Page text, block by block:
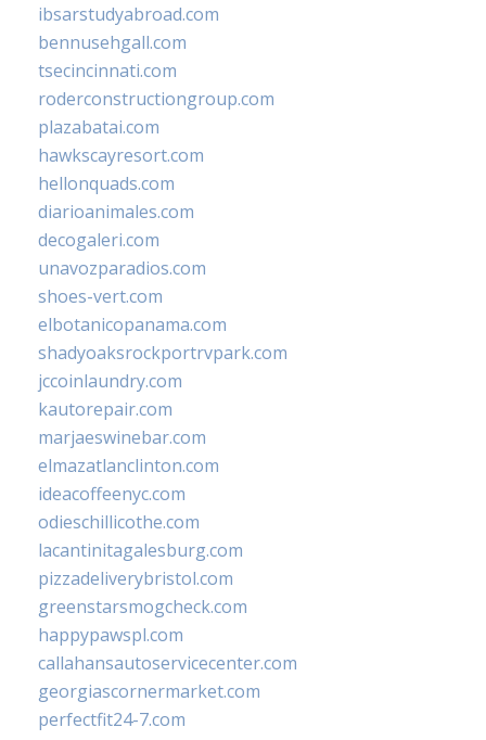
ibsarstudyabroad.com
bennusehgall.com
tsecincinnati.com
roderconstructiongroup.com
plazabatai.com
hawkscayresort.com
hellonquads.com
diarioanimales.com
decogaleri.com
unavozparadios.com
shoes-vert.com
elbotanicopanama.com
shadyoaksrockportrvpark.com
jccoinlaundry.com
kautorepair.com
marjaeswinebar.com
elmazatlanclinton.com
ideacoffeenyc.com
odieschillicothe.com
lacantinitagalesburg.com
pizzadeliverybristol.com
greenstarsmogcheck.com
happypawspl.com
callahansautoservicecenter.com
georgiascornermarket.com
perfectfit24-7.com